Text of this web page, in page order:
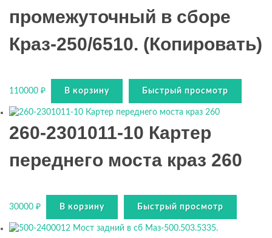
промежуточный в сборе
Краз-250/6510. (Копировать)
110000 ₽ В корзину Быстрый просмотр
260-2301011-10 Картер
переднего моста краз 260
30000 ₽ В корзину Быстрый просмотр